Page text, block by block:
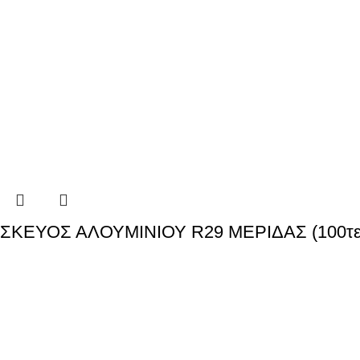
ΣΚΕΥΟΣ ΑΛΟΥΜΙΝΙΟΥ R29 ΜΕΡΙΔΑΣ